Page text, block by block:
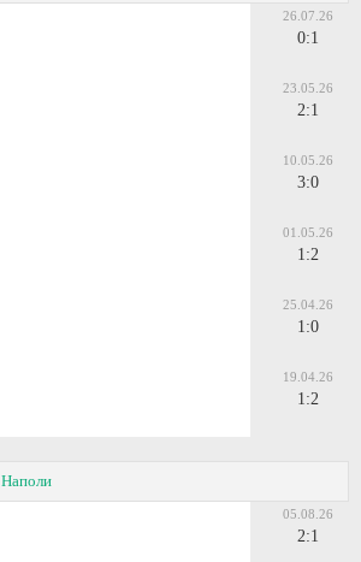
26.07.26
0:1
23.05.26
2:1
10.05.26
3:0
01.05.26
1:2
25.04.26
1:0
19.04.26
1:2
Наполи
05.08.26
2:1